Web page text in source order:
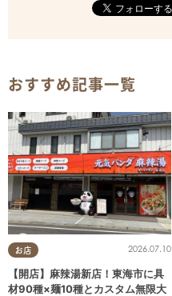
おすすめ記事一覧
お店 2026.07.10
【開店】麻辣湯新店！東海市に具
材90種×麺10種とカスタム無限大